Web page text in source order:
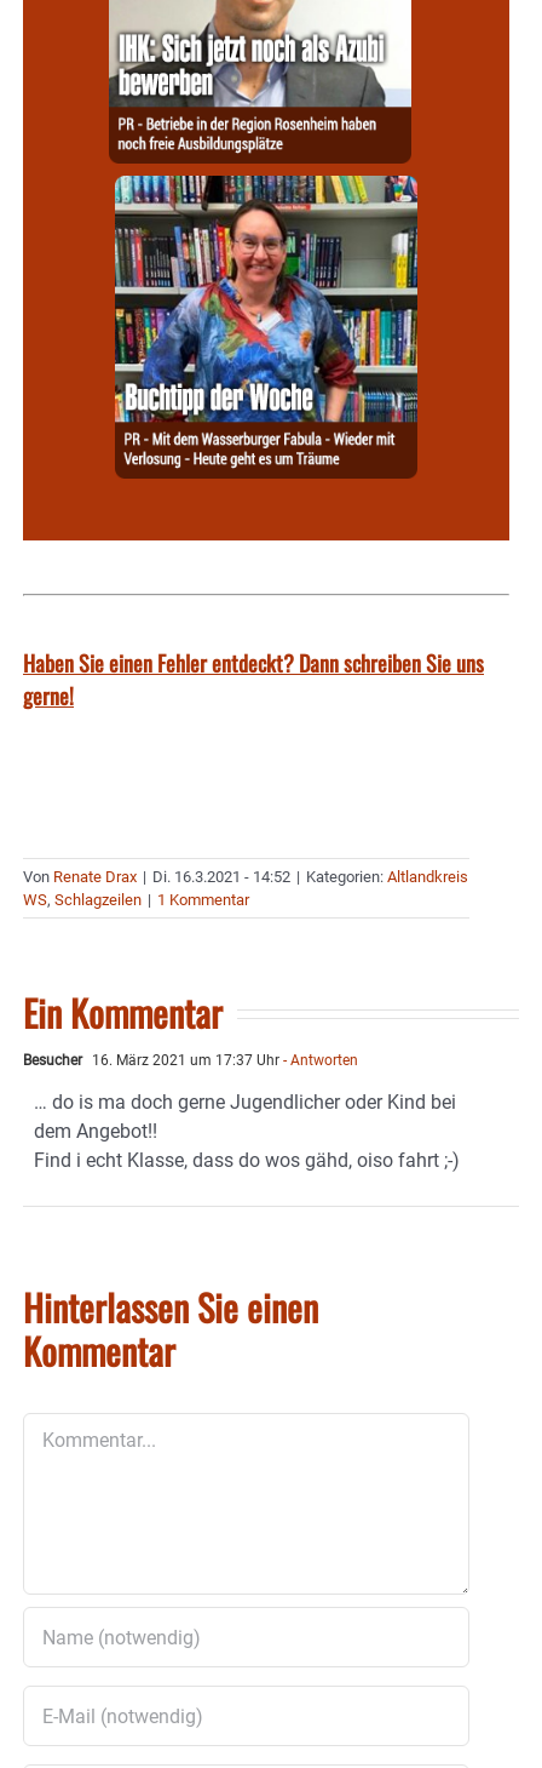
Haben Sie einen Fehler entdeckt? Dann schreiben Sie uns
gerne!
Von Renate Drax | Di. 16.3.2021 - 14:52 | Kategorien: Altlandkreis
WS, Schlagzeilen | 1 Kommentar
Ein Kommentar
Besucher 16. März 2021 um 17:37 Uhr - Antworten
… do is ma doch gerne Jugendlicher oder Kind bei
dem Angebot!!
Find i echt Klasse, dass do wos gähd, oiso fahrt ;-)
Hinterlassen Sie einen
Kommentar